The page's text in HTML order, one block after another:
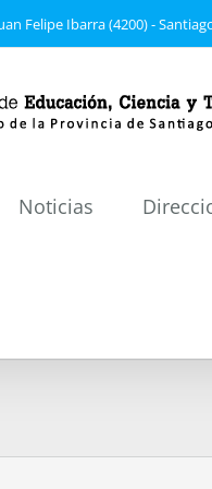
Felipe Ibarra (4200) -
Noticias